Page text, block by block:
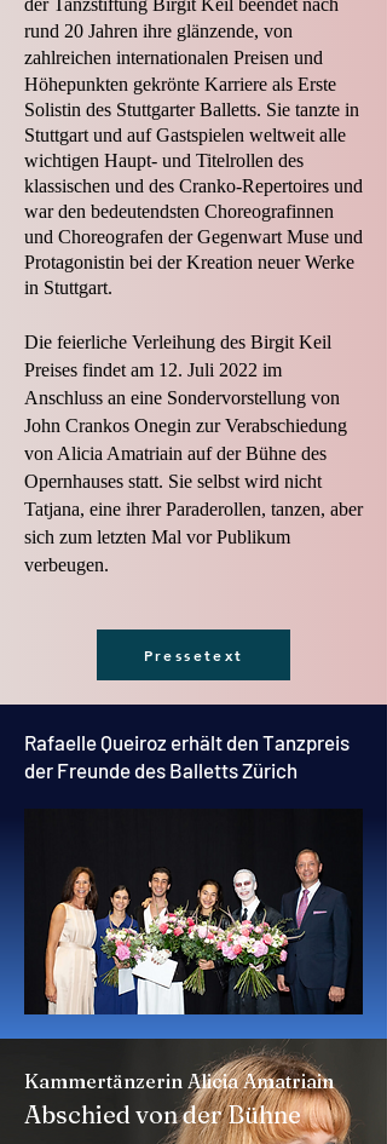
der Tanzstiftung Birgit Keil beendet nach
rund 20 Jahren ihre glänzende, von
zahlreichen internationalen Preisen und
Höhepunkten gekrönte Karriere als Erste
Solistin des Stuttgarter Balletts. Sie tanzte in
Stuttgart und auf Gastspielen weltweit alle
wichtigen Haupt- und Titelrollen des
klassischen und des Cranko-Repertoires und
war den bedeutendsten Choreografinnen
und Choreografen der Gegenwart Muse und
Protagonistin bei der Kreation neuer Werke
in Stuttgart.
Die feierliche Verleihung des Birgit Keil
Preises findet am 12. Juli 2022 im
Anschluss an eine Sondervorstellung von
John Crankos Onegin zur Verabschiedung
von Alicia Amatriain auf der Bühne des
Opernhauses statt. Sie selbst wird nicht
Tatjana, eine ihrer Paraderollen, tanzen, aber
sich zum letzten Mal vor Publikum
verbeugen.
Pressetext
Rafaelle Queiroz erhält den Tanzpreis
der Freunde des Balletts Zürich
Kammertänzerin Alicia Amatriain
Abschied von der Bühne